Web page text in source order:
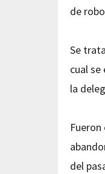
de
Se
cual se
la
del